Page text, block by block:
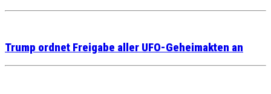
Trump ordnet Freigabe aller UFO-Geheimakten an